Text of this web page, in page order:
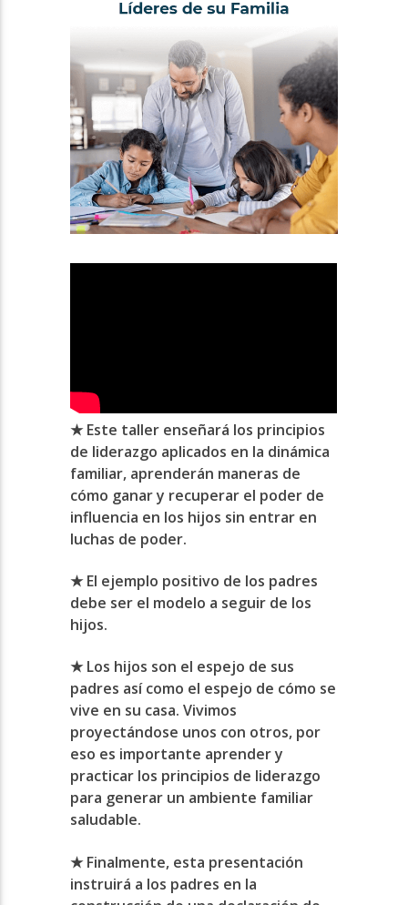
★ Este taller enseñará los principios
de liderazgo aplicados en la dinámica
familiar, aprenderán maneras de
cómo ganar y recuperar el poder de
influencia en los hijos sin entrar en
luchas de poder.
★ El ejemplo positivo de los padres
debe ser el modelo a seguir de los
hijos.
★ Los hijos son el espejo de sus
padres así como el espejo de cómo se
vive en su casa. Vivimos
proyectándose unos con otros, por
eso es importante aprender y
practicar los principios de liderazgo
para generar un ambiente familiar
saludable.
★ Finalmente, esta presentación
instruirá a los padres en la